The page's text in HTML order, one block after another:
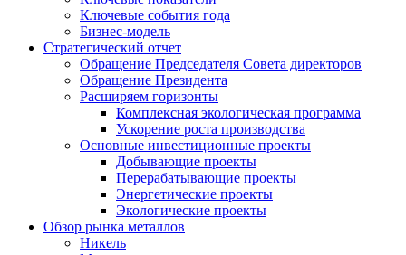
Ключевые события года
Бизнес-модель
Стратегический отчет
Обращение Председателя Совета директоров
Обращение Президента
Расширяем горизонты
Комплексная экологическая программа
Ускорение роста производства
Основные инвестиционные проекты
Добывающие проекты
Перерабатывающие проекты
Энергетические проекты
Экологические проекты
Обзор рынка металлов
Никель